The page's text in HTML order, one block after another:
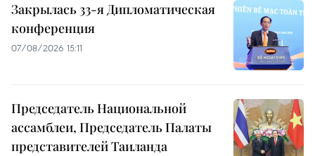
Закрылась 33-я Дипломатическая
конференция
07/08/2026 15:11
Председатель Национальной
ассамблеи, Председатель Палаты
представителей Таиланда